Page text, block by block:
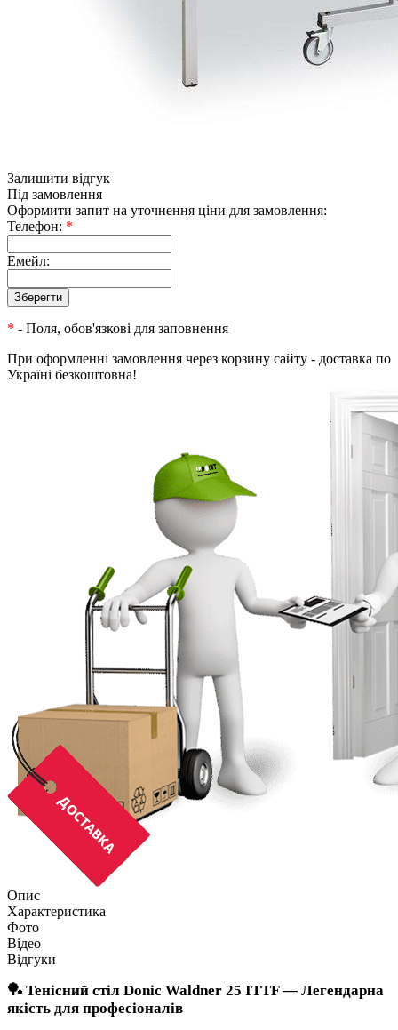
Залишити відгук
Під замовлення
Оформити запит на уточнення ціни для замовлення:
Телефон: *
Емейл:
* - Поля, обов'язкові для заповнення
При оформленні замовлення через корзину сайту - доставка по
Україні безкоштовна!
Опис
Характеристика
Фото
Відео
Відгуки
🏓 Тенісний стіл Donic Waldner 25 ITTF — Легендарна
якість для професіоналів